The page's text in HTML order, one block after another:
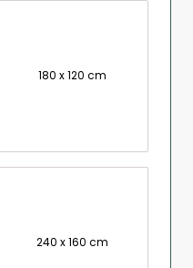
180 x 120 cm
240 x 160 cm